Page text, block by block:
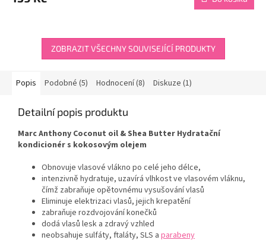
je
ZOBRAZIT VŠECHNY SOUVISEJÍCÍ PRODUKTY
Popis Podobné (5) Hodnocení (8) Diskuze (1)
Detailní popis produktu
Marc Anthony Coconut oil & Shea Butter Hydratační
kondicionér s kokosovým olejem
Obnovuje vlasové vlákno po celé jeho délce,
intenzivně hydratuje, uzavírá vlhkost ve vlasovém vláknu,
čímž zabraňuje opětovnému vysušování vlasů
Eliminuje elektrizaci vlasů, jejich krepatění
zabraňuje rozdvojování konečků
dodá vlasů lesk a zdravý vzhled
neobsahuje sulfáty, ftaláty, SLS a parabeny